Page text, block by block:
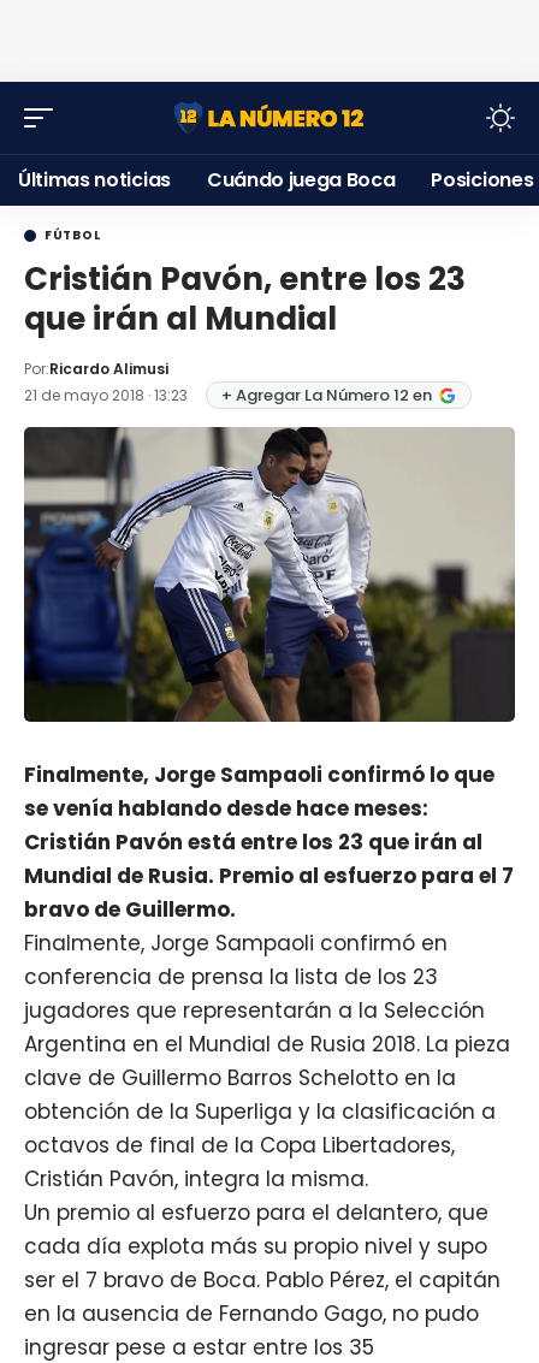
Últimas noticias Cuándo juega Boca Posiciones
FÚTBOL
Cristián Pavón, entre los 23
que irán al Mundial
Por:Ricardo Alimusi
21 de mayo 2018 · 13:23
+ Agregar La Número 12 en
Finalmente, Jorge Sampaoli confirmó lo que
se venía hablando desde hace meses:
Cristián Pavón está entre los 23 que irán al
Mundial de Rusia. Premio al esfuerzo para el 7
bravo de Guillermo.
Finalmente, Jorge Sampaoli confirmó en
conferencia de prensa la lista de los 23
jugadores que representarán a la Selección
Argentina en el Mundial de Rusia 2018. La pieza
clave de Guillermo Barros Schelotto en la
obtención de la Superliga y la clasificación a
octavos de final de la Copa Libertadores,
Cristián Pavón, integra la misma.
Un premio al esfuerzo para el delantero, que
cada día explota más su propio nivel y supo
ser el 7 bravo de Boca. Pablo Pérez, el capitán
en la ausencia de Fernando Gago, no pudo
ingresar pese a estar entre los 35